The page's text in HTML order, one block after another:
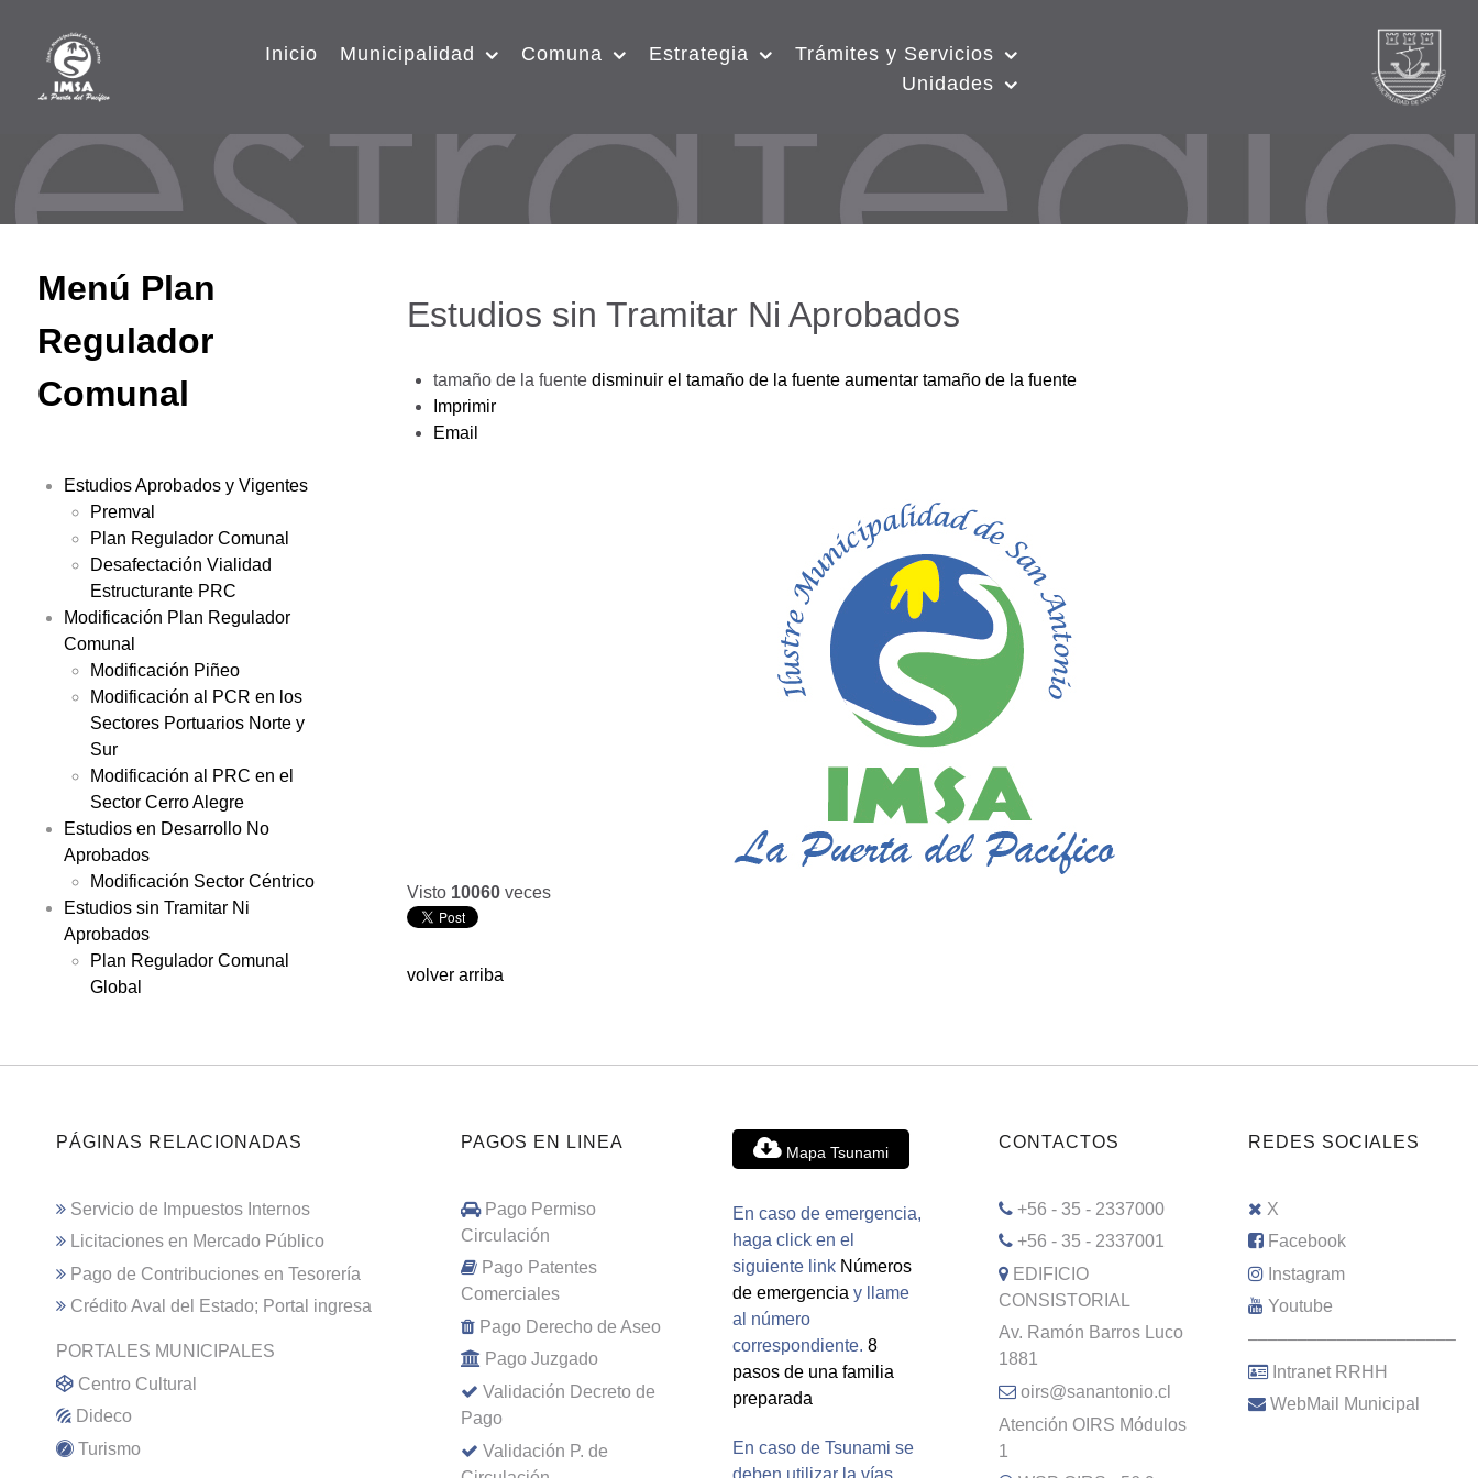
Inicio Municipalidad Comuna Estrategia
Trámites y Servicios
Unidades
Menú Plan
Regulador
Comunal
Estudios Aprobados y Vigentes
Premval
Plan Regulador Comunal
Desafectación Vialidad
Estructurante PRC
Modificación Plan Regulador
Comunal
Modificación Piñeo
Modificación al PCR en los
Sectores Portuarios Norte y
Sur
Modificación al PRC en el
Sector Cerro Alegre
Estudios en Desarrollo No
Aprobados
Modificación Sector Céntrico
Estudios sin Tramitar Ni
Aprobados
Plan Regulador Comunal
Global
Estudios sin Tramitar Ni Aprobados
tamaño de la fuente disminuir el tamaño de la fuente aumentar tamaño de la fuente
Imprimir
Email
Visto 10060 veces
volver arriba
PÁGINAS RELACIONADAS
Servicio de Impuestos Internos
Licitaciones en Mercado Público
Pago de Contribuciones en Tesorería
Crédito Aval del Estado; Portal ingresa
PORTALES MUNICIPALES
Centro Cultural
Dideco
Turismo
PAGOS EN LINEA
Pago Permiso
Circulación
Pago Patentes
Comerciales
Pago Derecho de Aseo
Pago Juzgado
Validación Decreto de
Pago
Validación P. de
Mapa Tsunami
En caso de emergencia,
haga click en el
siguiente link Números
de emergencia y llame
al número
correspondiente. 8
pasos de una familia
preparada
En caso de Tsunami se
deben utilizar la vías
CONTACTOS
+56 - 35 - 2337000
+56 - 35 - 2337001
EDIFICIO
CONSISTORIAL
Av. Ramón Barros Luco
1881
oirs@sanantonio.cl
Atención OIRS Módulos
1
REDES SOCIALES
X
Facebook
Instagram
Youtube
–––––––––––––––––––––
Intranet RRHH
WebMail Municipal